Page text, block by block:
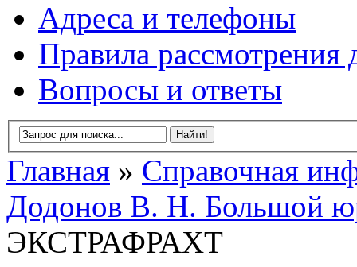
Адреса и телефоны
Правила рассмотрения
Вопросы и ответы
Главная » Справочная
Додонов В. Н. Большой
ЭКСТРАФРАХТ